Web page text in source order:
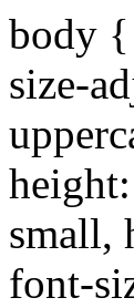
body
size-
small,
font-